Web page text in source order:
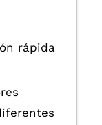
rápida